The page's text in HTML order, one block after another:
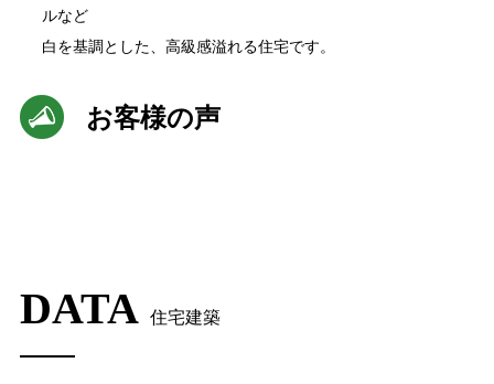
ルなど
白を基調とした、高級感溢れる住宅です。
お客様の声
DATA 住宅建築